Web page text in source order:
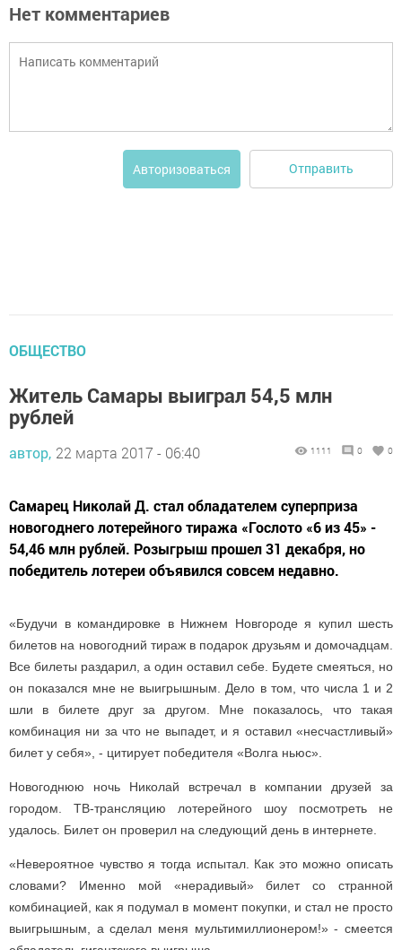
Нет комментариев
Авторизоваться Отправить
ОБЩЕСТВО
Житель Самары выиграл 54,5 млн
рублей
автор, 22 марта 2017 - 06:40 1111 0 0
Самарец Николай Д. стал обладателем суперприза
новогоднего лотерейного тиража «Гослото «6 из 45» -
54,46 млн рублей. Розыгрыш прошел 31 декабря, но
победитель лотереи объявился совсем недавно.
«Будучи в командировке в Нижнем Новгороде я купил шесть
билетов на новогодний тираж в подарок друзьям и домочадцам.
Все билеты раздарил, а один оставил себе. Будете смеяться, но
он показался мне не выигрышным. Дело в том, что числа 1 и 2
шли в билете друг за другом. Мне показалось, что такая
комбинация ни за что не выпадет, и я оставил «несчастливый»
билет у себя», - цитирует победителя «Волга ньюс».
Новогоднюю ночь Николай встречал в компании друзей за
городом. ТВ-трансляцию лотерейного шоу посмотреть не
удалось. Билет он проверил на следующий день в интернете.
«Невероятное чувство я тогда испытал. Как это можно описать
словами? Именно мой «нерадивый» билет со странной
комбинацией, как я подумал в момент покупки, и стал не просто
выигрышным, а сделал меня мультимиллионером!» - смеется